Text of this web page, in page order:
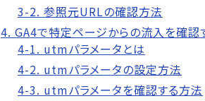
3-2. 参照元URLの確認方法
4. GA4で特定ページからの流入を確認
4-1. utmパラメータとは
4-2. utmパラメータの設定方法
4-3. utmパラメータを確認する方法